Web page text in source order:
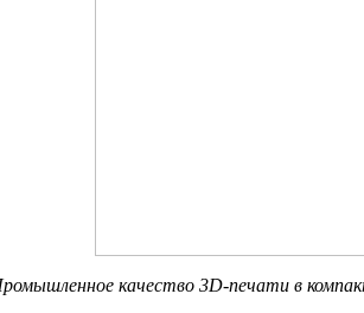
качество 3D-печати в